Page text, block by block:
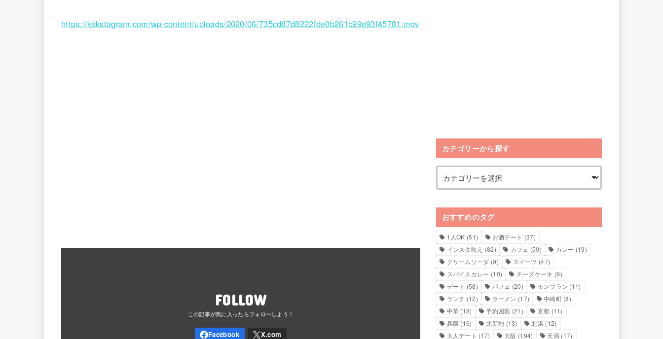
https://kskstagram.com/wp-content/uploads/2020/06/735cd87d8222fde0b261c99e93f45781.mov
FOLLOW
カテゴリーから探す
おすすめのタグ
1人OK (51) お酒デート (37)
インスタ映え (82) カフェ (59) カレー (19)
クリームソーダ (9) スイーツ (47)
スパイスカレー (10) チーズケーキ (9)
デート (58) パフェ (20) モンブラン (11)
ランチ (12) ラーメン (17) 中崎町(8)
中華 (18) 予約困難 (21) 京都 (11)
兵庫 (16) 北新地 (13) 北浜 (12)
大人デート (17) 大阪 (194) 天満(17)